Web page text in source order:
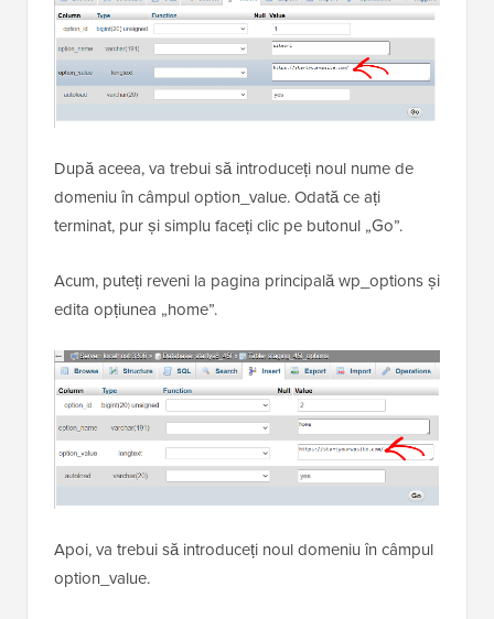
După aceea, va trebui să introduceți noul nume de
domeniu în câmpul option_value. Odată ce ați
terminat, pur și simplu faceți clic pe butonul „Go”.
Acum, puteți reveni la pagina principală wp_options și
edita opțiunea „home”.
Apoi, va trebui să introduceți noul domeniu în câmpul
option_value.